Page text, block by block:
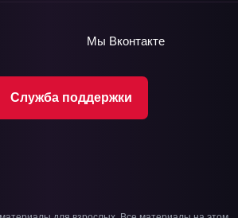
Служба поддержки
Мы Вконтакте